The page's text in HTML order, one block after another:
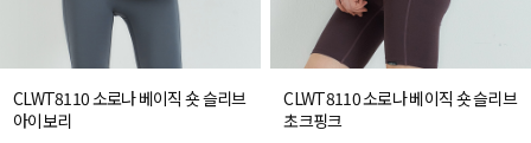
CLWT8110 소로나 베이직 숏 슬리브
아이보리
CLWT8110 소로나 베이직 숏 슬리브
초크핑크